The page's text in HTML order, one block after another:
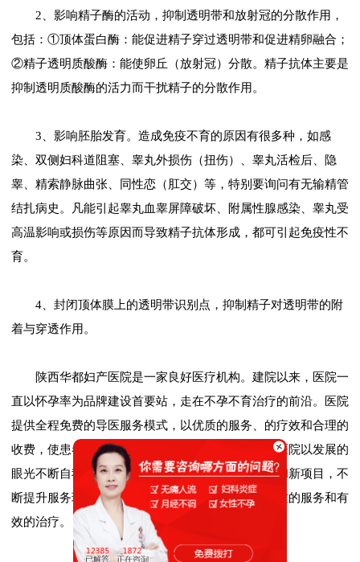
2、影响精子酶的活动，抑制透明带和放射冠的分散作用，
包括：①顶体蛋白酶：能促进精子穿过透明带和促进精卵融合；
②精子透明质酸酶：能使卵丘（放射冠）分散。精子抗体主要是
抑制透明质酸酶的活力而干扰精子的分散作用。
3、影响胚胎发育。造成免疫不育的原因有很多种，如感
染、双侧妇科道阻塞、睾丸外损伤（扭伤）、睾丸活检后、隐
睾、精索静脉曲张、同性恋（肛交）等，特别要询问有无输精管
结扎病史。凡能引起睾丸血睾屏障破坏、附属性腺感染、睾丸受
高温影响或损伤等原因而导致精子抗体形成，都可引起免疫性不
育。
4、封闭顶体膜上的透明带识别点，抑制精子对透明带的附
着与穿透作用。
陕西华都妇产医院是一家良好医疗机构。建院以来，医院一
直以怀孕率为品牌建设首要站，走在不孕不育治疗的前沿。医院
提供全程免费的导医服务模式，以优质的服务、的疗效和合理的
收费，使患者在家庭般的体贴与温馨中轻松就医。医院以发展的
眼光不断自我创新，时刻关注医疗界的各种新技术和新项目，不
断提升服务理念，让患者在任何时候都可以得到优质的服务和有
效的治疗。